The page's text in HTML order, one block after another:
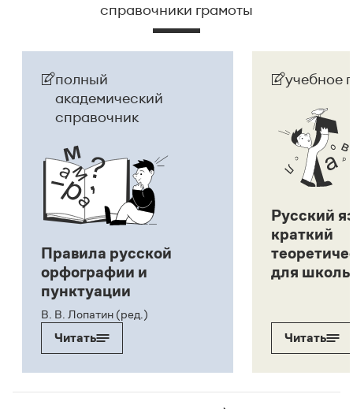
справочники грамоты
полный
академический
справочник
Правила русской
орфографии и
пунктуации
В. В. Лопатин (ред.)
Читать
учебное
Русский
краткий
для
Читать